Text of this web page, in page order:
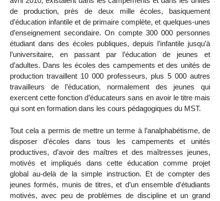
de production, près de deux mille écoles, basiquement
d’éducation infantile et de primaire complète, et quelques-unes
d’enseignement secondaire. On compte 300 000 personnes
étudiant dans des écoles publiques, depuis l’infantile jusqu’à
l’universitaire, en passant par l’éducation de jeunes et
d’adultes. Dans les écoles des campements et des unités de
production travaillent 10 000 professeurs, plus 5 000 autres
travailleurs de l’éducation, normalement des jeunes qui
exercent cette fonction d’éducateurs sans en avoir le titre mais
qui sont en formation dans les cours pédagogiques du MST.
Tout cela a permis de mettre un terme à l’analphabétisme, de
disposer d’écoles dans tous les campements et unités
productives, d’avoir des maîtres et des maîtresses jeunes,
motivés et impliqués dans cette éducation comme projet
global au-delà de la simple instruction. Et de compter des
jeunes formés, munis de titres, et d’un ensemble d’étudiants
motivés, avec peu de problèmes de discipline et un grand